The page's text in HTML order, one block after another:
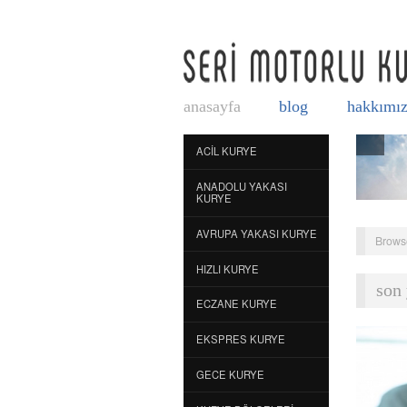
anasayfa blog
ACIL KURYE
ANADOLU YAKASI
KURYE
AVRUPA YAKASI KURYE
HIZLI KURYE
ECZANE KURYE
EKSPRES KURYE
GECE KURYE
son